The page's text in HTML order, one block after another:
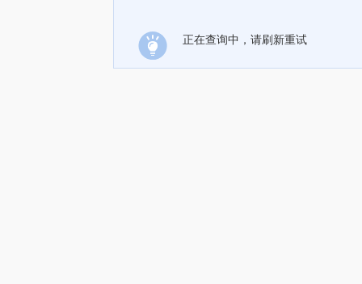
正在查询中，请刷新重试